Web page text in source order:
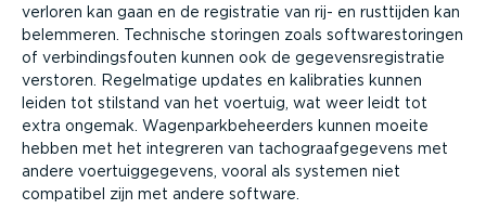
verloren kan gaan en de registratie van rij- en rusttijden kan
belemmeren. Technische storingen zoals softwa­res­to­ringen
of verbin­dings­fouten kunnen ook de gegevens­re­gi­stratie
verstoren. Regelmatige updates en kalibraties kunnen
leiden tot stilstand van het voertuig, wat weer leidt tot
extra ongemak. Wagen­park­be­heerders kunnen moeite
hebben met het integreren van tacho­graaf­ge­gevens met
andere voertuig­ge­gevens, vooral als systemen niet
compatibel zijn met andere software.